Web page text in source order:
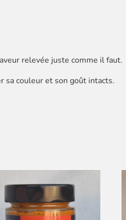
relevée juste comme il faut.
sa couleur et son goût intacts.